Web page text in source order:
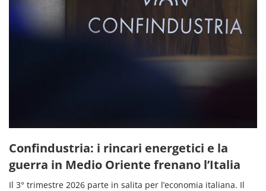
Confindustria: i rincari energetici e la
guerra in Medio Oriente frenano l’Italia
Il 3° trimestre 2026 parte in salita per l’economia italiana. Il